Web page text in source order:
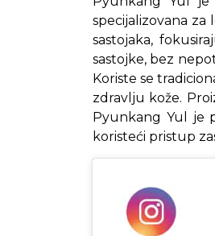
specijalizovana
sastojaka,
sastojke, bez
Koriste se
zdravlju kože.
Pyunkang Yul je
koristeći pristup